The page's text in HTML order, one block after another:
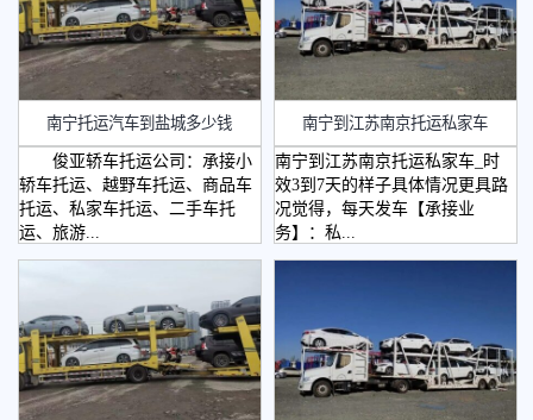
南宁托运汽车到盐城多少钱
俊亚轿车托运公司：承接小
轿车托运、越野车托运、商品车
托运、私家车托运、二手车托
运、旅游...
南宁到江苏南京托运私家车
南宁到江苏南京托运私家车_时
效3到7天的样子具体情况更具路
况觉得，每天发车【承接业
务】：私...